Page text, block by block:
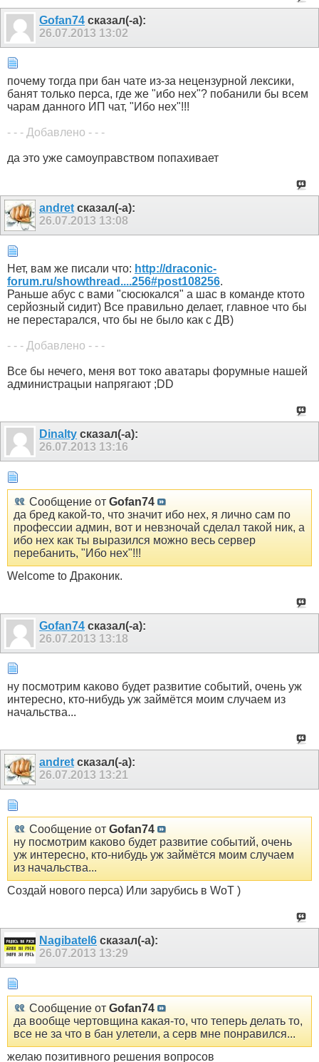
Gofan74 сказал(-а):
26.07.2013 13:02
почему тогда при бан чате из-за нецензурной лексики,
банят только перса, где же "ибо нех"? побанили бы всем
чарам данного ИП чат, "Ибо нех"!!!
- - - Добавлено - - -
да это уже самоуправством попахивает
andret сказал(-а):
26.07.2013 13:08
Нет, вам же писали что: http://draconic-
forum.ru/showthread....256#post108256.
Раньше абус с вами "сюсюкался" а шас в команде ктото
серйозный сидит) Все правильно делает, главное что бы
не перестарался, что бы не было как с ДВ)
- - - Добавлено - - -
Все бы нечего, меня вот токо аватары форумные нашей
администрацыи напрягают ;DD
Dinalty сказал(-а):
26.07.2013 13:16
Сообщение от Gofan74
да бред какой-то, что значит ибо нех, я лично сам по
профессии админ, вот и невзночай сделал такой ник, а
ибо нех как ты выразился можно весь сервер
перебанить, "Ибо нех"!!!
Welcome to Драконик.
Gofan74 сказал(-а):
26.07.2013 13:18
ну посмотрим каково будет развитие событий, очень уж
интересно, кто-нибудь уж займётся моим случаем из
начальства...
andret сказал(-а):
26.07.2013 13:21
Сообщение от Gofan74
ну посмотрим каково будет развитие событий, очень
уж интересно, кто-нибудь уж займётся моим случаем
из начальства...
Создай нового перса) Или зарубись в WoT )
Nagibatel6 сказал(-а):
26.07.2013 13:29
Сообщение от Gofan74
да вообще чертовщина какая-то, что теперь делать то,
все не за что в бан улетели, а серв мне понравился...
желаю позитивного решения вопросов